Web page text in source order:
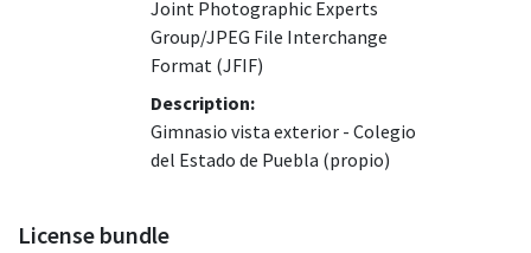
Joint Photographic Experts
Group/JPEG File Interchange
Format (JFIF)
Description:
Gimnasio vista exterior - Colegio
del Estado de Puebla (propio)
License bundle